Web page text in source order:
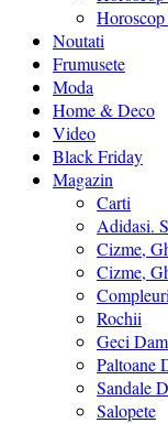
Noutati
Frumusete
Moda
Home & Deco
Video
Black Friday
Magazin
Carti
Adidasi.
Cizme,
Cizme,
Compleuri
Rochii
Geci
Paltoane
Sandale
Salopete